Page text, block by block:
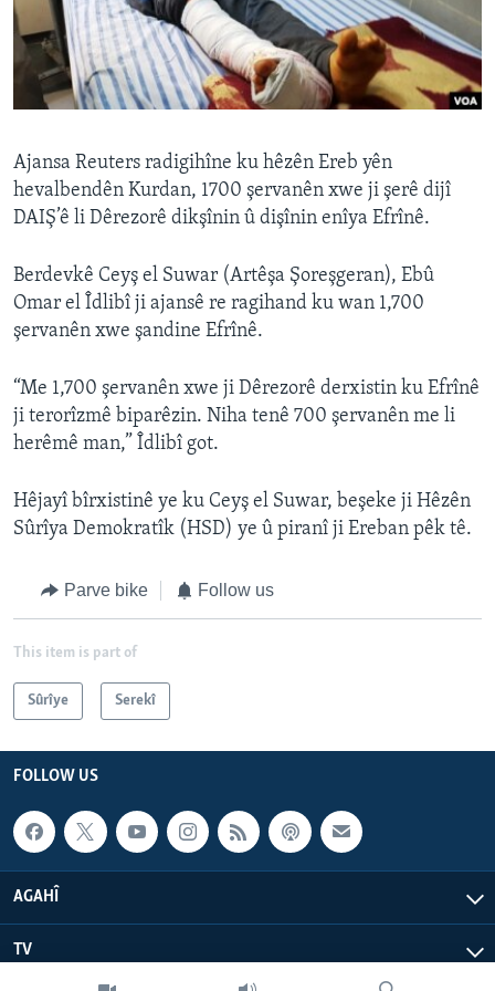
ÇAND Û HUNER
SERNIVÎS
SORANÎ
Learning English
FOLLOW US
Zimanên Din
Ajansa Reuters radigihîne ku hêzên Ereb yên
hevalbendên Kurdan, 1700 şervanên xwe ji şerê dijî
DAIŞ’ê li Dêrezorê dikşînin û dişînin enîya Efrînê.
Berdevkê Ceyş el Suwar (Artêşa Şoreşgeran), Ebû
Omar el Îdlibî ji ajansê re ragihand ku wan 1,700
şervanên xwe şandine Efrînê.
“Me 1,700 şervanên xwe ji Dêrezorê derxistin ku Efrînê
ji terorîzmê biparêzin. Niha tenê 700 şervanên me li
herêmê man,” Îdlibî got.
Hêjayî bîrxistinê ye ku Ceyş el Suwar, beşeke ji Hêzên
Sûrîya Demokratîk (HSD) ye û piranî ji Ereban pêk tê.
Parve bike Follow us
This item is part of
Sûrîye Serekî
FOLLOW US
AGAHÎ
TV